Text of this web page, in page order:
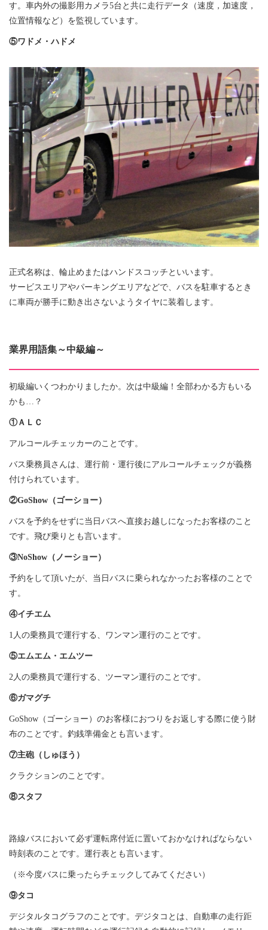
す。車内外の撮影用カメラ5台と共に走行データ（速度，加速度，
位置情報など）を監視しています。
⑤ワドメ・ハドメ
正式名称は、輪止めまたはハンドスコッチといいます。
サービスエリアやパーキングエリアなどで、バスを駐車するとき
に車両が勝手に動き出さないようタイヤに装着します。
業界用語集～中級編～
初級編いくつわかりましたか。次は中級編！全部わかる方もいる
かも…？
①ＡＬＣ
アルコールチェッカーのことです。
バス乗務員さんは、運行前・運行後にアルコールチェックが義務
付けられています。
②GoShow（ゴーショー）
バスを予約をせずに当日バスへ直接お越しになったお客様のこと
です。飛び乗りとも言います。
③NoShow（ノーショー）
予約をして頂いたが、当日バスに乗られなかったお客様のことで
す。
④イチエム
1人の乗務員で運行する、ワンマン運行のことです。
⑤エムエム・エムツー
2人の乗務員で運行する、ツーマン運行のことです。
⑥ガマグチ
GoShow（ゴーショー）のお客様におつりをお返しする際に使う財
布のことです。釣銭準備金とも言います。
⑦主砲（しゅほう）
クラクションのことです。
⑧スタフ
路線バスにおいて必ず運転席付近に置いておかなければならない
時刻表のことです。運行表とも言います。
（※今度バスに乗ったらチェックしてみてください）
⑨タコ
デジタルタコグラフのことです。デジタコとは、自動車の走行距